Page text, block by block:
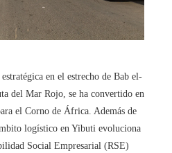
en el estrecho de Bab el-
del Mar Rojo, se ha convertido en
el Corno de África. Además de
logístico en Yibuti evoluciona
Social Empresarial (RSE)